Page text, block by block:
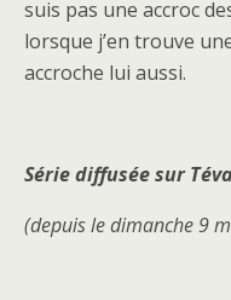
suis pas une accroc
lorsque j’en trouve
accroche lui aussi.
Série diffusée sur
(depuis le dimanche 9